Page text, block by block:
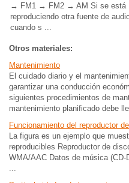
→ FM1 → FM2 → AM Si se está
reproduciendo otra fuente de
cuando s ...
Otros materiales:
Mantenimiento
El cuidado diario y el
garantizar una conducción
siguientes procedimientos de
mantenimiento planificado debe
Funcionamiento del reproductor
La figura es un ejemplo que
reproducibles Reproductor de
WMA/AAC Datos de música
...